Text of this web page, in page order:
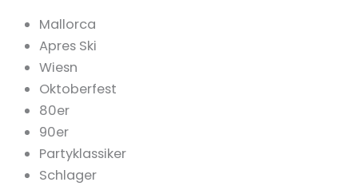
Mallorca
Apres Ski
Wiesn
Oktoberfest
80er
90er
Partyklassiker
Schlager